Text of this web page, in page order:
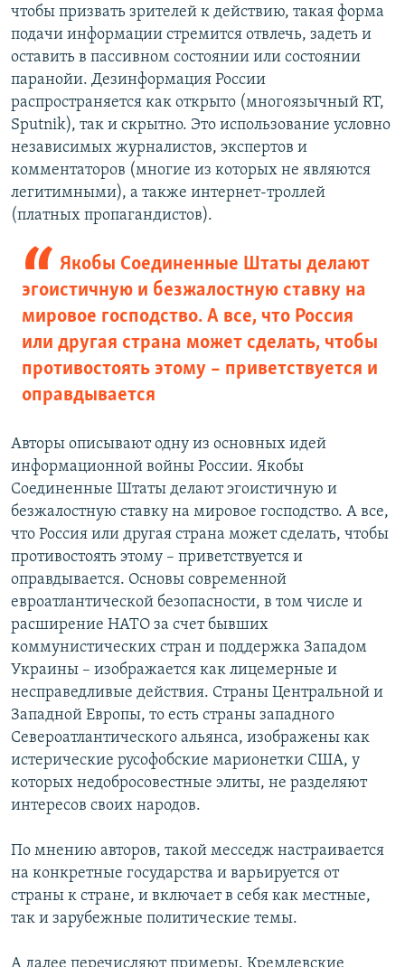
чтобы призвать зрителей к действию, такая форма
подачи информации стремится отвлечь, задеть и
оставить в пассивном состоянии или состоянии
паранойи. Дезинформация России
распространяется как открыто (многоязычный RT,
Sputnik), так и скрытно. Это использование условно
независимых журналистов, экспертов и
комментаторов (многие из которых не являются
легитимными), а также интернет-троллей
(платных пропагандистов).
Якобы Соединенные Штаты делают
эгоистичную и безжалостную ставку на
мировое господство. А все, что Россия
или другая страна может сделать, чтобы
противостоять этому – приветствуется и
оправдывается
Авторы описывают одну из основных идей
информационной войны России. Якобы
Соединенные Штаты делают эгоистичную и
безжалостную ставку на мировое господство. А все,
что Россия или другая страна может сделать, чтобы
противостоять этому – приветствуется и
оправдывается. Основы современной
евроатлантической безопасности, в том числе и
расширение НАТО за счет бывших
коммунистических стран и поддержка Западом
Украины – изображается как лицемерные и
несправедливые действия. Страны Центральной и
Западной Европы, то есть страны западного
Североатлантического альянса, изображены как
истерические русофобские марионетки США, у
которых недобросовестные элиты, не разделяют
интересов своих народов.
По мнению авторов, такой месседж настраивается
на конкретные государства и варьируется от
страны к стране, и включает в себя как местные,
так и зарубежные политические темы.